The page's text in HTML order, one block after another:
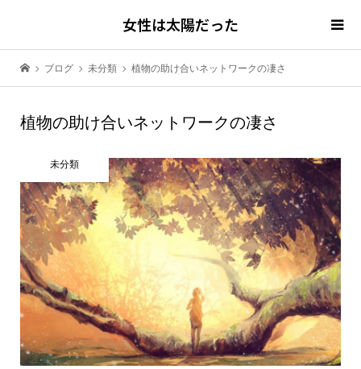
女性は太陽だった
ブログ 未分類 植物の助け合いネットワークの凄さ
植物の助け合いネットワークの凄さ
未分類